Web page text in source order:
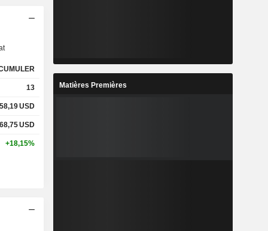
13
58,19USD
68,75USD
+18,15%
Matières Premières